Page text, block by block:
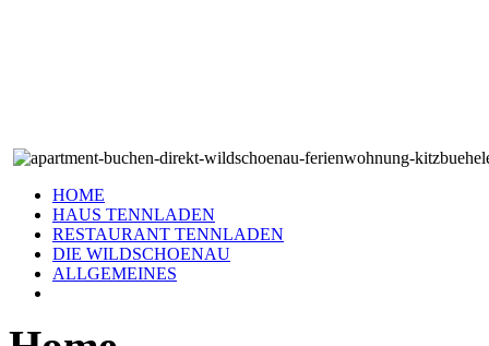
HOME
HAUS TENNLADEN
RESTAURANT TENNLADEN
DIE WILDSCHOENAU
ALLGEMEINES